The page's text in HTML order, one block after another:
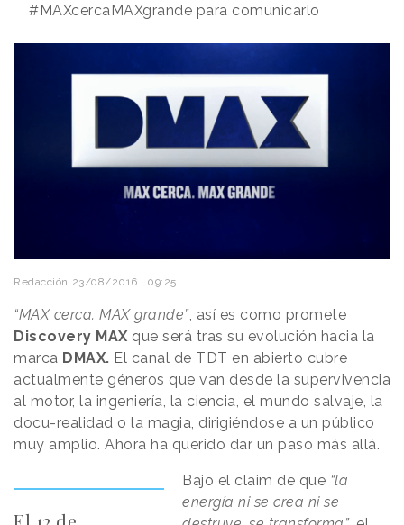
#MAXcercaMAXgrande para comunicarlo
Redacción 23/08/2016 · 09:25
“MAX cerca. MAX grande”, así es como promete
Discovery MAX que será tras su evolución hacia la
marca DMAX. El canal de TDT en abierto cubre
actualmente géneros que van desde la supervivencia
al motor, la ingeniería, la ciencia, el mundo salvaje, la
docu-realidad o la magia, dirigiéndose a un público
muy amplio. Ahora ha querido dar un paso más allá.
Bajo el claim de que “la
energía ni se crea ni se